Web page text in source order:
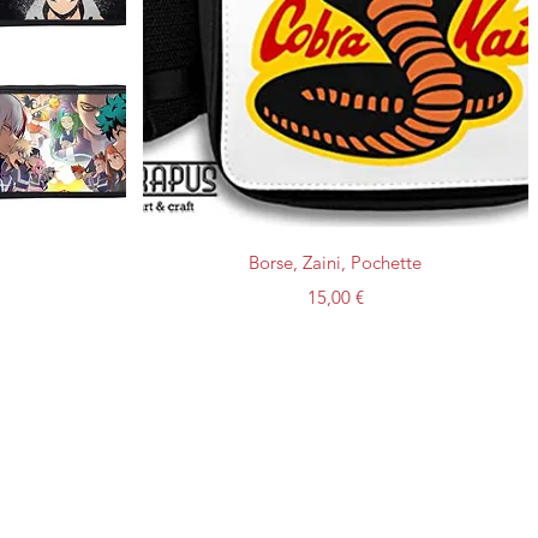
Vista rapida
Borse, Zaini, Pochette
Prezzo
15,00 €